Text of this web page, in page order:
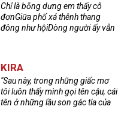
Chỉ là bỗng dưng em thấy cô
đơnGiữa phố xá thênh thang
đông như hộiDòng người ấy vẫn
KIRA
"Sau này, trong những giấc mơ
tôi luôn thấy mình gọi tên cậu, cái
tên ở những lầu son gác tía của